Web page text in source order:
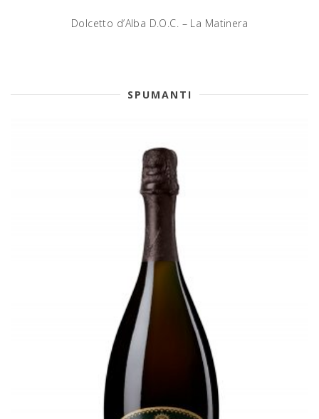
Dolcetto d’Alba D.O.C. – La Matinera
SPUMANTI